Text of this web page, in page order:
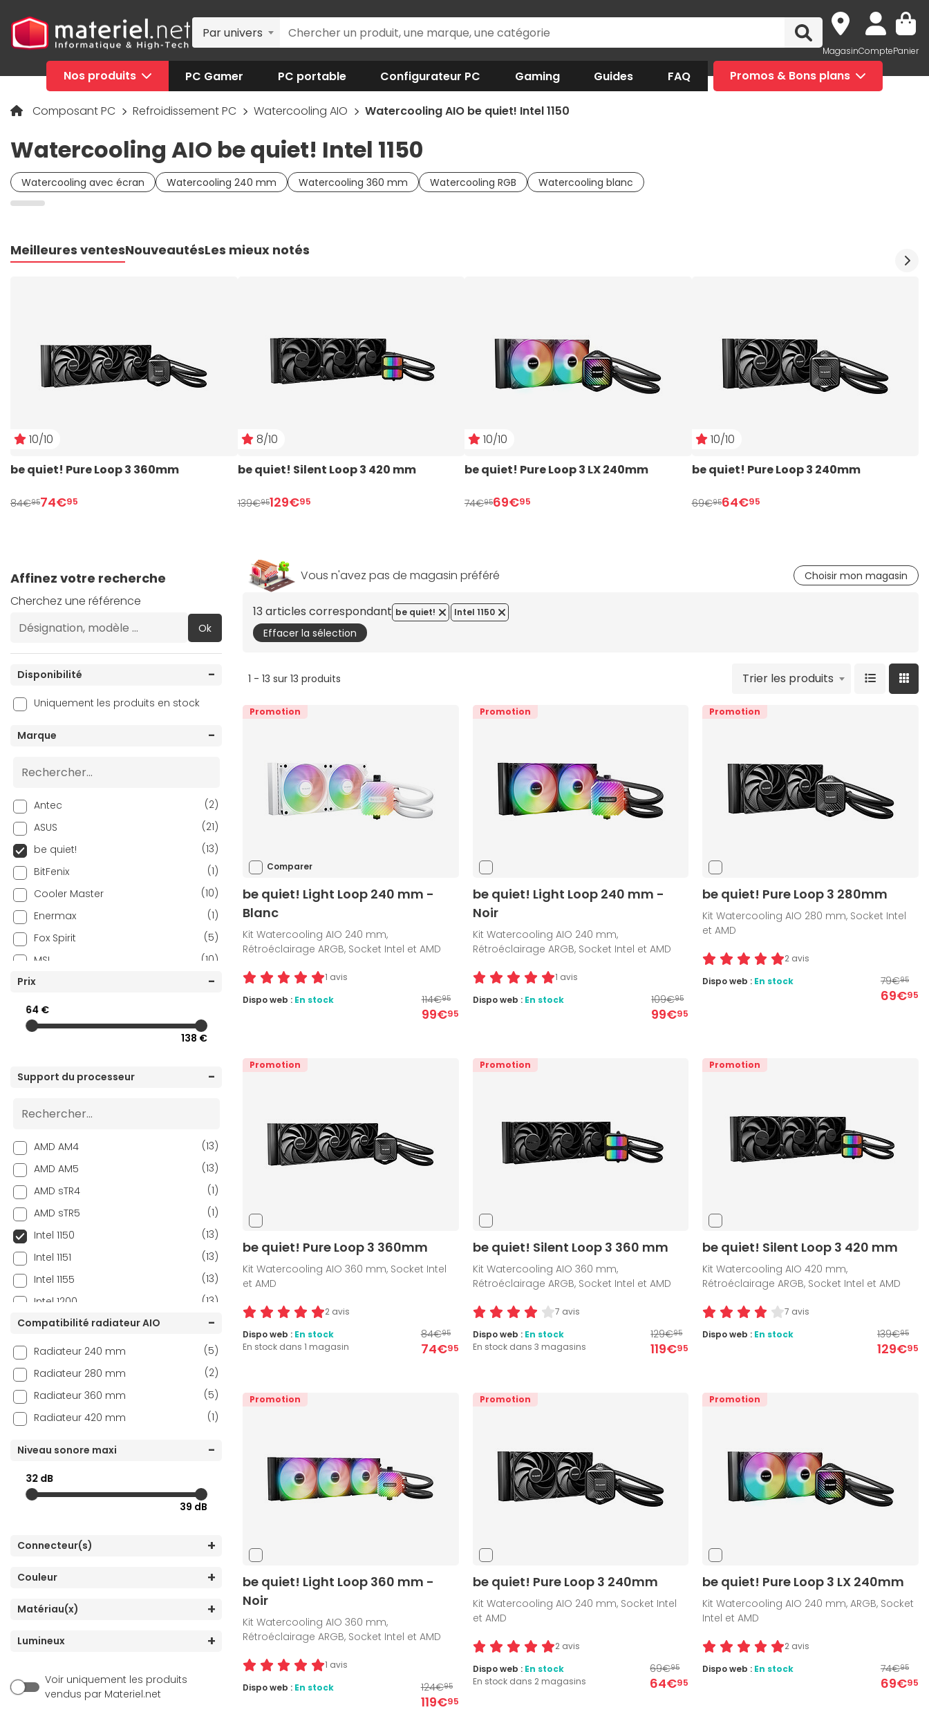
Par univers
MagasinComptePanier
Nos produits PC Gamer PC portable Configurateur PC Gaming Guides FAQ Promos & Bons plans
Composant PC Refroidissement PC Watercooling AIO Watercooling AIO be quiet! Intel 1150
Watercooling AIO be quiet! Intel 1150
Watercooling avec écran Watercooling 240 mm Watercooling 360 mm Watercooling RGB Watercooling blanc
Meilleures ventesNouveautésLes mieux notés
10/10
be quiet! Pure Loop 3 360mm
84€9574€95
8/10
be quiet! Silent Loop 3 420 mm
139€95129€95
10/10
be quiet! Pure Loop 3 LX 240mm
74€9569€95
10/10
be quiet! Pure Loop 3 240mm
69€9564€95
Affinez votre recherche
Cherchez une référence
Ok
Disponibilité
Uniquement les produits en stock
Marque
Antec
(2)
ASUS
(21)
be quiet!
(13)
BitFenix
(1)
Cooler Master
(10)
Enermax
(1)
Fox Spirit
(5)
MSI
(10)
NZXT
(7)
Phanteks
Thermalright
(26)
Xigmatek
Prix
64 €
138 €
Support du processeur
AMD AM4
(13)
AMD AM5
(13)
AMD sTR4
(1)
AMD sTR5
(1)
Intel 1150
(13)
Intel 1151
(13)
Intel 1155
(13)
Intel 1200
(13)
Intel 1700
(13)
Intel 1851
(13)
Intel 2011
(1)
Intel 2011-v3
(1)
Intel 2066
(1)
Compatibilité radiateur AIO
Radiateur 240 mm
(5)
Radiateur 280 mm
(2)
Radiateur 360 mm
(5)
Radiateur 420 mm
(1)
Niveau sonore maxi
32 dB
39 dB
Connecteur(s)
Couleur
Matériau(x)
Lumineux
Voir uniquement les produits
vendus par Materiel.net
Vous n'avez pas de magasin préféré Choisir mon magasin
13 articles correspondant
Effacer la sélection
be quiet! Intel 1150
1 - 13 sur 13 produits Trier les produits
Promotion
Comparer
be quiet! Light Loop 240 mm -
Blanc
Kit Watercooling AIO 240 mm,
Rétroéclairage ARGB, Socket Intel et AMD
1 avis
114€95
99€95
Dispo web : En stock
Promotion
be quiet! Light Loop 240 mm -
Noir
Kit Watercooling AIO 240 mm,
Rétroéclairage ARGB, Socket Intel et AMD
1 avis
109€95
99€95
Dispo web : En stock
Promotion
be quiet! Pure Loop 3 280mm
Kit Watercooling AIO 280 mm, Socket Intel
et AMD
2 avis
79€95
69€95
Dispo web : En stock
Promotion
be quiet! Pure Loop 3 360mm
Kit Watercooling AIO 360 mm, Socket Intel
et AMD
2 avis
84€95
74€95
Dispo web : En stock
En stock dans 1 magasin
Promotion
be quiet! Silent Loop 3 360 mm
Kit Watercooling AIO 360 mm,
Rétroéclairage ARGB, Socket Intel et AMD
7 avis
129€95
119€95
Dispo web : En stock
En stock dans 3 magasins
Promotion
be quiet! Silent Loop 3 420 mm
Kit Watercooling AIO 420 mm,
Rétroéclairage ARGB, Socket Intel et AMD
7 avis
139€95
129€95
Dispo web : En stock
Promotion
be quiet! Light Loop 360 mm -
Noir
Kit Watercooling AIO 360 mm,
Rétroéclairage ARGB, Socket Intel et AMD
1 avis
124€95
119€95
Dispo web : En stock
Promotion
be quiet! Pure Loop 3 240mm
Kit Watercooling AIO 240 mm, Socket Intel
et AMD
2 avis
69€95
64€95
Dispo web : En stock
En stock dans 2 magasins
Promotion
be quiet! Pure Loop 3 LX 240mm
Kit Watercooling AIO 240 mm, ARGB, Socket
Intel et AMD
2 avis
74€95
69€95
Dispo web : En stock